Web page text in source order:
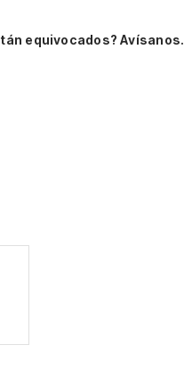
equivocados? Avísanos.